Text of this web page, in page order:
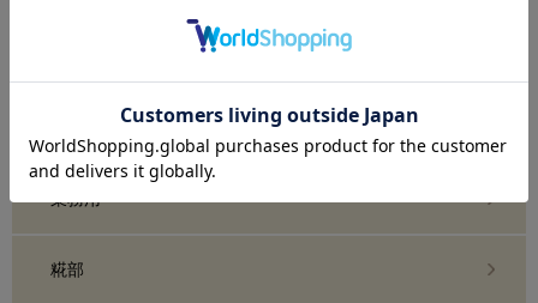
糀化粧品・スキンケア
業務用
糀部